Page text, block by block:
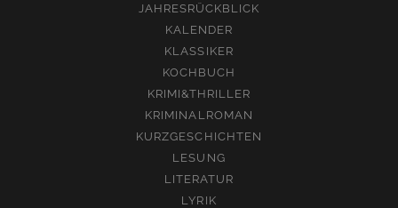
JAHRESRÜCKBLICK
KALENDER
KLASSIKER
KOCHBUCH
KRIMI&THRILLER
KRIMINALROMAN
KURZGESCHICHTEN
LESUNG
LITERATUR
LYRIK